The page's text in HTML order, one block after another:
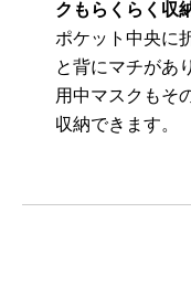
クもらくらく収
ポケット中央に
と背にマチがあ
用中マスクもそ
収納できます。